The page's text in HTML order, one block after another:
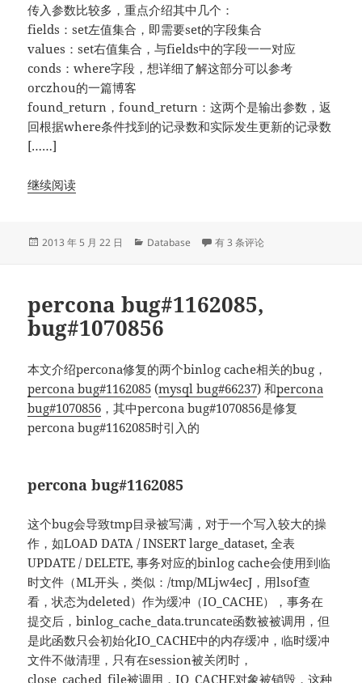
传入参数比较多，重点介绍其中几个：
fields：set左值集合，即需要set的字段集合
values：set右值集合，与fields中的字段一一对应
conds：where字段，想详细了解这部分可以参考
orczhou的一篇博客
found_return，found_return：这两个是输出参数，返
回根据where条件找到的记录数和实际发生更新的记录数
[……]
继续阅读
发
2013 年 5 月 22 日
分
Database MySQL update语法SQL解析源码
有 3 条评论
percona bug#1162085,
bug#1070856
本文介绍percona修复的两个binlog cache相关的bug，
percona bug#1162085 (mysql bug#66237) 和percona
bug#1070856 ，其中percona bug#1070856是修复
percona bug#1162085时引入的
percona bug#1162085
这个bug会导致tmp目录被写满，对于一个写入较大的操
作，如LOAD DATA / INSERT large_dataset, 全表
UPDATE / DELETE, 事务对应的binlog cache会使用到临
时文件（ML开头，类似：/tmp/MLjw4ecJ，用lsof查
看，状态为deleted）作为缓冲（IO_CACHE），事务在
提交后，binlog_cache_data.truncate函数被被调用，但
是此函数只会初始化IO_CACHE中的内存缓冲，临时缓冲
文件不做清理，只有在session被关闭时，
close_cached_file被调用，IO_CACHE对象被销毁，这种